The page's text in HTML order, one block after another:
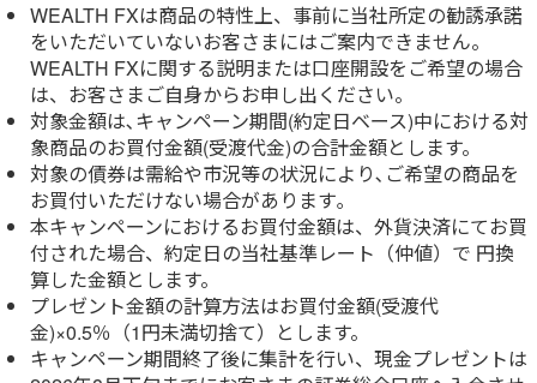
WEALTH FXは商品の特性上、事前に当社所定の勧誘承諾
をいただいていないお客さまにはご案内できません。
WEALTH FXに関する説明または口座開設をご希望の場合
は、お客さまご自身からお申し出ください。
対象金額は､キャンペーン期間(約定日ベース)中における対
象商品のお買付金額(受渡代金)の合計金額とします。
対象の債券は需給や市況等の状況により､ご希望の商品を
お買付いただけない場合があります｡
本キャンペーンにおけるお買付金額は、外貨決済にてお買
付された場合、約定日の当社基準レート（仲値）で 円換
算した金額とします。
プレゼント金額の計算方法はお買付金額(受渡代
金)×0.5％（1円未満切捨て）とします。
キャンペーン期間終了後に集計を行い、現金プレゼントは